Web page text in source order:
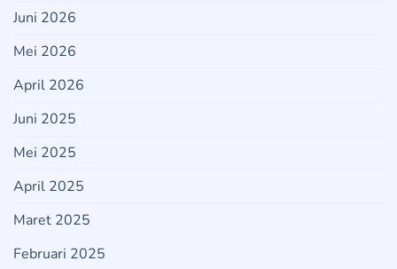
Juni 2026
Mei 2026
April 2026
Juni 2025
Mei 2025
April 2025
Maret 2025
Februari 2025